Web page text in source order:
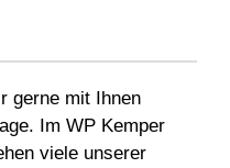
gerne mit Ihnen
Im WP Kemper
viele unserer